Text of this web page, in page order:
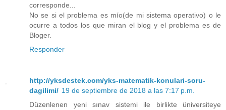
corresponde...
No se si el problema es mío(de mi sistema operativo) o le
ocurre a todos los que miran el blog y el problema es de
Bloger.
Responder
http://yksdestek.com/yks-matematik-konulari-soru-
dagilimi/ 19 de septiembre de 2018 a las 7:17 p.m.
Düzenlenen yeni sınav sistemi ile birlikte üniversiteye